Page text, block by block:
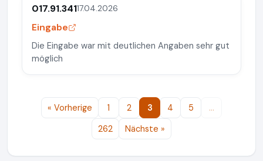
017.91.34117.04.2026
Eingabe
Die Eingabe war mit deutlichen Angaben sehr gut
möglich
« Vorherige 1 2 3 4 5
…
262
Nächste »